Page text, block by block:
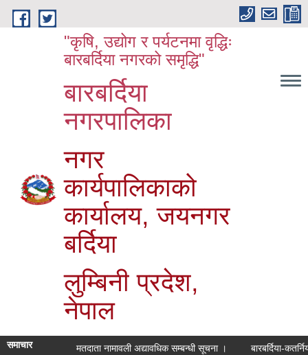
Skip to main content
"कृषि, उद्योग र पर्यटनमा वृद्धिः
बारबर्दिया नगरको समृद्धि"
बारबर्दिया
नगरपालिका
नगर
कार्यपालिकाको
कार्यालय, जयनगर
बर्दिया
लुम्बिनी प्रदेश,
नेपाल
समाचार मतदाता नामावली अद्यावधिक सम्बन्धी सूचना । बारबर्दिया-